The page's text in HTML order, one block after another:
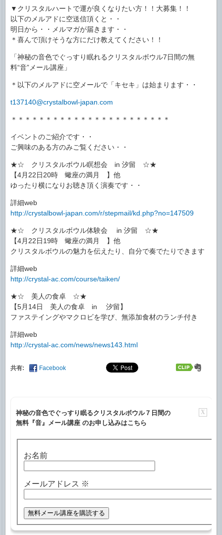
▼クリスタルハートで運が良くなりたい方！！大募集！！
以下のメルアドに空送信頂くと・・
明日から・・メルマガが届きます・・
＊喜んで頂けそうな方にだけ教えてください！！
「神秘の音色でぐっすり眠れるクリスタルボウル7日間の無
料“音”メール講座」
＊以下のメルアドに空メールで「キセキ」は始まります・・
t137140@crystalbowl-japan.com
＊＊＊＊＊＊＊＊＊＊＊＊＊＊＊＊＊＊＊＊＊＊＊
イベントのご紹介です・・
ご興味のある方のみご覧ください・・
★☆ クリスタルボウル瞑想会 in 汐留 ☆★
【4月22日20時 蠍座の満月 】他
ゆったり横になりお聴き頂く演奏です・・
詳細web
http://crystalbowl-japan.com/r/stepmail/kd.php?no=147509
★☆ クリスタルボウル体験会 in 汐留 ☆★
【4月22日19時 蠍座の満月 】他
クリスタルボウルの魅力を伝えたり、自分で奏でたりできます
詳細web
http://crystal-ac.com/course/taiken/
★☆ 美人の食卓 ☆★
【5月14日 美人の食卓 in 汐留】
ファステイングやマクロビを学び、無添加食材のランチ付き
詳細web
http://crystal-ac.com/news/news143.html
共有: Facebook
X
神秘の音色でぐっすり眠るクリスタルボウル７日間の
無料『音』メール講座 のお申し込みはこちら
お名前
メールアドレス ※